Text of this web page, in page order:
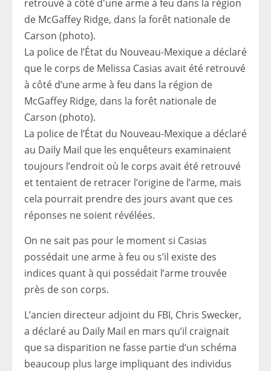
La police de l’État du Nouveau-Mexique a déclaré
que le corps de Melissa Casias avait été retrouvé
à côté d’une arme à feu dans la région de
McGaffey Ridge, dans la forêt nationale de
Carson (photo).
La police de l’État du Nouveau-Mexique a déclaré
au Daily Mail que les enquêteurs examinaient
toujours l’endroit où le corps avait été retrouvé
et tentaient de retracer l’origine de l’arme, mais
cela pourrait prendre des jours avant que ces
réponses ne soient révélées.
On ne sait pas pour le moment si Casias
possédait une arme à feu ou s’il existe des
indices quant à qui possédait l’arme trouvée
près de son corps.
L’ancien directeur adjoint du FBI, Chris Swecker,
a déclaré au Daily Mail en mars qu’il craignait
que sa disparition ne fasse partie d’un schéma
beaucoup plus large impliquant des individus